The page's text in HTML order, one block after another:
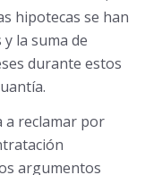
hipotecas se han
la suma de
durante estos
a reclamar por
argumentos